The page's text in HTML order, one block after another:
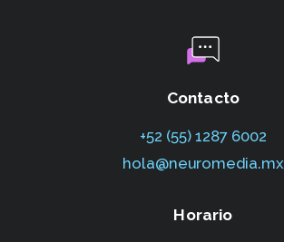
Contacto
+52 (55) 1287 6002‬
hola@neuromedia.mx
Horario